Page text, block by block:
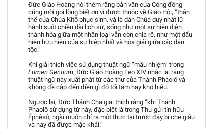
Đức Giáo Hoàng nói thêm rằng bản văn của Công đồng
cũng mời gọi lòng biết ơn vì được thuộc về Giáo Hội, “thân
thể của Chúa Kitô phục sinh, và là dân Chúa duy nhất lữ
hành suốt chiều dài lịch sử, sống như một sự hiện diện
thánh hóa giữa một nhân loại vẫn còn chia rẽ, như một dấu
hiệu hữu hiệu của sự hiệp nhất và hòa giải giữa các dân
tộc.”
Khi giải thích việc sử dụng thuật ngữ “mầu nhiệm” trong
Lumen Gentium, Đức Giáo Hoàng Leo XIV nhắc lại rằng
thuật ngữ này xuất phát từ các thư của Thánh Phaolô và
không đề cập đến điều gì đó tối tăm hay khó hiểu.
Ngược lại, Đức Thánh Cha giải thích rằng “khi Thánh
Phaolô sử dụng từ này, đặc biệt là trong Thư gửi tín hữu
Êphêsô, ngài muốn chỉ ra một thực tại trước đây bị che giấu
và nay đã được mặc khải.”